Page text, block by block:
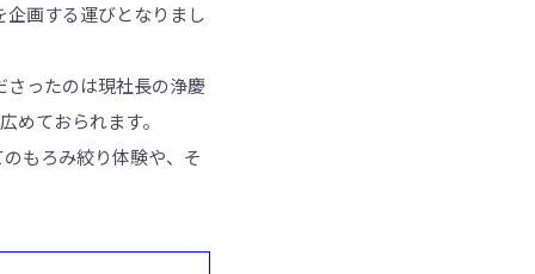
画する運びとなりまし
ったのは現社長の浄慶
めておられます。
もろみ絞り体験や、そ